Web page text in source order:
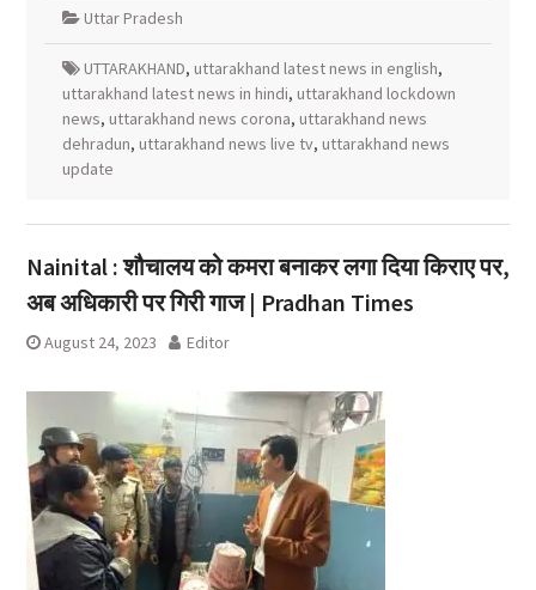
Uttar Pradesh
UTTARAKHAND, uttarakhand latest news in english,
uttarakhand latest news in hindi, uttarakhand lockdown
news, uttarakhand news corona, uttarakhand news
dehradun, uttarakhand news live tv, uttarakhand news
update
Nainital : शौचालय को कमरा बनाकर लगा दिया किराए पर,
अब अधिकारी पर गिरी गाज | Pradhan Times
August 24, 2023 Editor